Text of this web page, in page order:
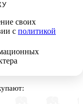
своих
с политикой